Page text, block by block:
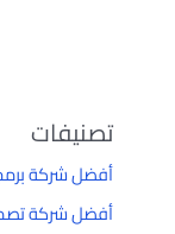
تصنيفات
أفضل شركة
أفضل شركة